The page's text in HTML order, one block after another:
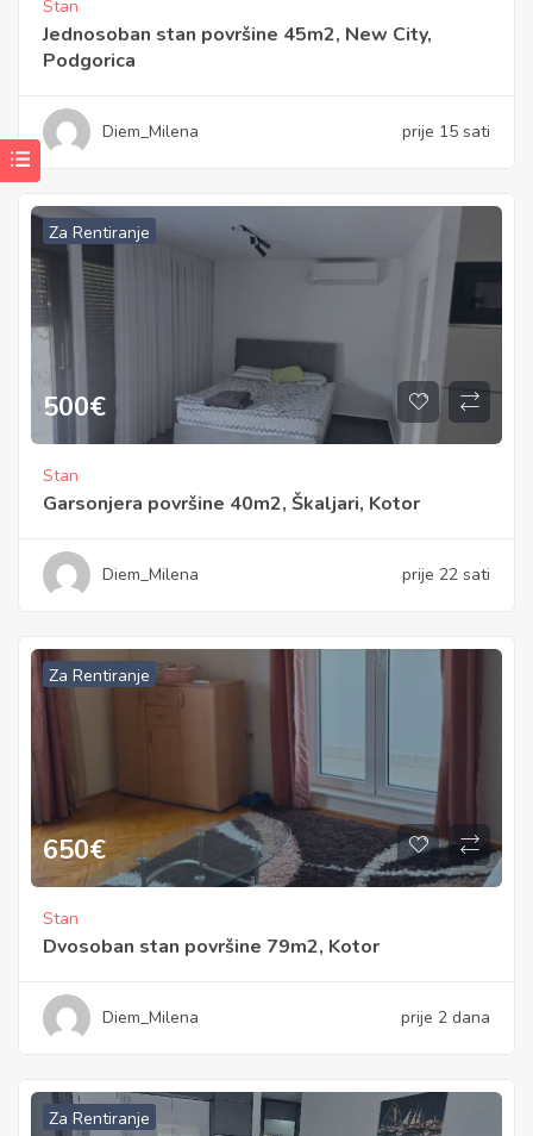
Stan
Jednosoban stan površine 45m2, New City,
Podgorica
Diem_Milena prije 15 sati
Za Rentiranje
500€
Stan
Garsonjera površine 40m2, Škaljari, Kotor
Diem_Milena prije 22 sati
Za Rentiranje
650€
Stan
Dvosoban stan površine 79m2, Kotor
Diem_Milena prije 2 dana
Za Rentiranje